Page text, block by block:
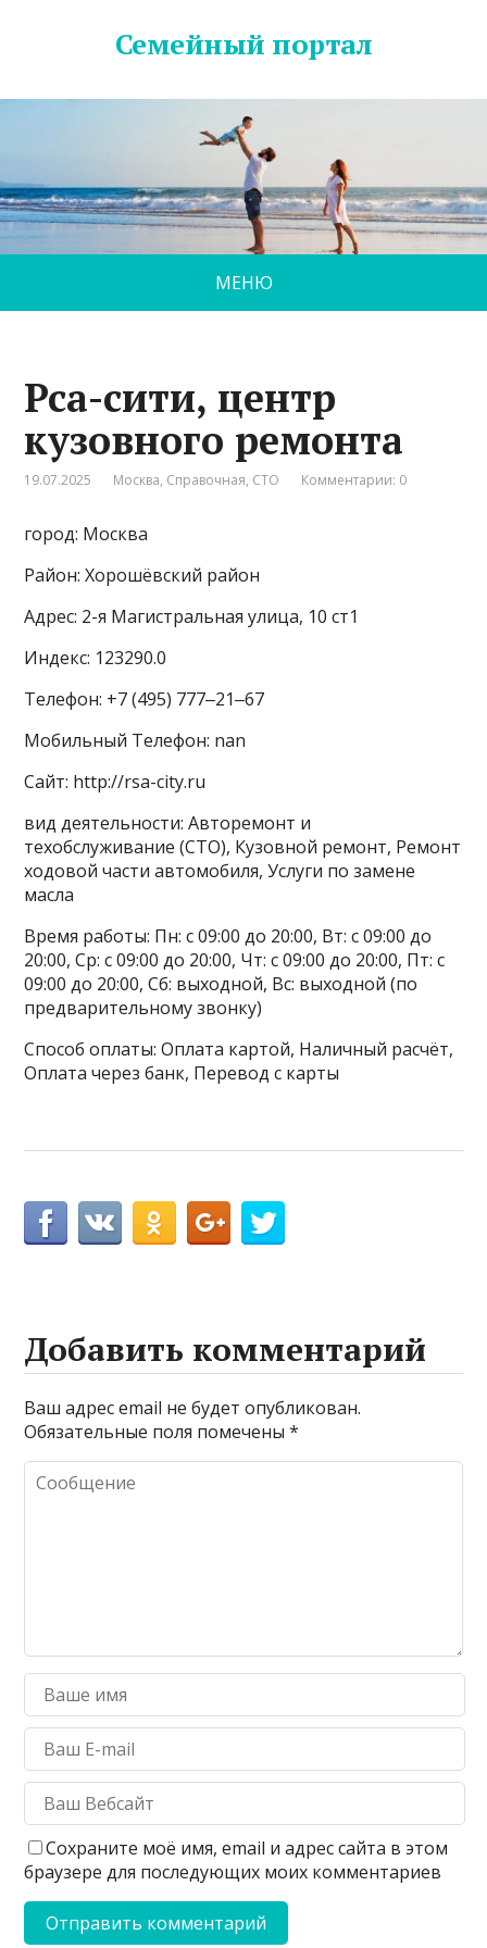
Семейный портал
МЕНЮ
Рса-сити, центр
кузовного ремонта
19.07.2025 Москва, Справочная, СТО Комментарии: 0
город: Москва
Район: Хорошёвский район
Адрес: 2-я Магистральная улица, 10 ст1
Индекс: 123290.0
Телефон: +7 (495) 777‒21‒67
Мобильный Телефон: nan
Сайт: http://rsa-city.ru
вид деятельности: Авторемонт и
техобслуживание (СТО), Кузовной ремонт, Ремонт
ходовой части автомобиля, Услуги по замене
масла
Время работы: Пн: с 09:00 до 20:00, Вт: с 09:00 до
20:00, Ср: с 09:00 до 20:00, Чт: с 09:00 до 20:00, Пт: с
09:00 до 20:00, Сб: выходной, Вс: выходной (по
предварительному звонку)
Способ оплаты: Оплата картой, Наличный расчёт,
Оплата через банк, Перевод с карты
Добавить комментарий
Ваш адрес email не будет опубликован.
Обязательные поля помечены*
Сохраните моё имя, email и адрес сайта в этом
браузере для последующих моих комментариев